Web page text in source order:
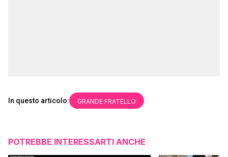
In questo articolo: GRANDE FRATELLO
POTREBBE INTERESSARTI ANCHE